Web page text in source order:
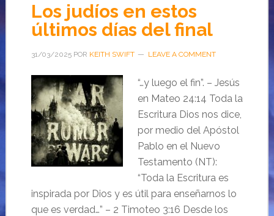
Los judíos en estos
últimos días del final
31/03/2025POR KEITH SWIFT LEAVE A COMMENT
“…y luego el fin”. – Jesús
en Mateo 24:14 Toda la
Escritura Dios nos dice,
por medio del Apóstol
Pablo en el Nuevo
Testamento (NT):
“Toda la Escritura es
inspirada por Dios y es útil para enseñarnos lo
que es verdad…” – 2 Timoteo 3:16 Desde los